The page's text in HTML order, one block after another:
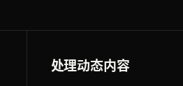
处理动态内容